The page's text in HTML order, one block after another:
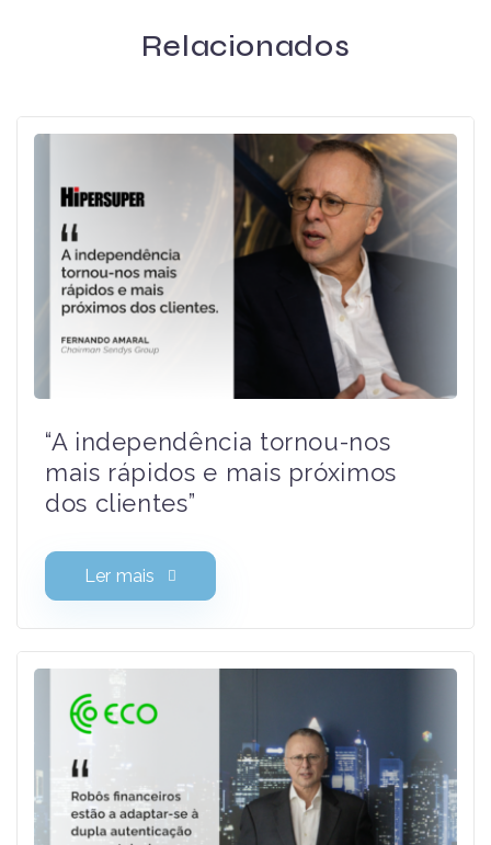
Relacionados
“A independência tornou-nos
mais rápidos e mais próximos
dos clientes”
Ler mais